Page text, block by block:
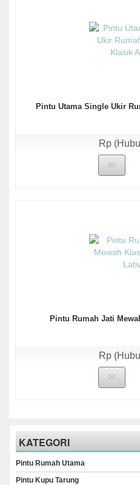
Pintu Utama Single Ukir
Rp
Pintu Rumah Jati
Rp
KATEGORI
Pintu Rumah Utama
Pintu Kupu Tarung